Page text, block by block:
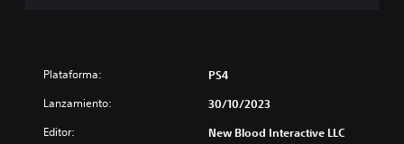
Plataforma: PS4
Lanzamiento: 30/10/2023
Editor: New Blood Interactive LLC